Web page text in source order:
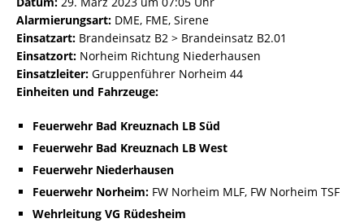
Alarmierungsart: DME, FME, Sirene
Einsatzart: Brandeinsatz B2 > Brandeinsatz B2.01
Einsatzort: Norheim Richtung Niederhausen
Einsatzleiter: Gruppenführer Norheim 44
Einheiten und Fahrzeuge:
Feuerwehr Bad Kreuznach LB Süd
Feuerwehr Bad Kreuznach LB West
Feuerwehr Niederhausen
Feuerwehr Norheim: FW Norheim MLF, FW Norheim TSF
Wehrleitung VG Rüdesheim